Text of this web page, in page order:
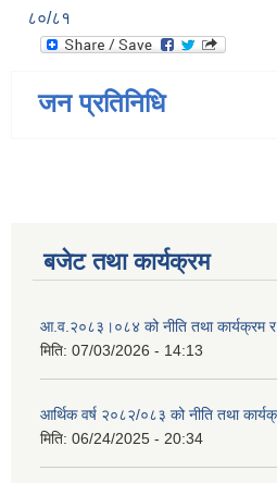
८०/८१
जन प्रतिनिधि
बजेट तथा कार्यक्रम
आ.व.२०८३।०८४ को नीति तथा कार्यक्रम
मिति: 07/03/2026 - 14:13
आर्थिक वर्ष २०८२/०८३ को नीति तथा
मिति: 06/24/2025 - 20:34